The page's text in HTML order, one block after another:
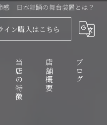
感 日本舞踊の舞台装置とは？
イン購入はこちら
当店の特徴 店舗概要 ブログ